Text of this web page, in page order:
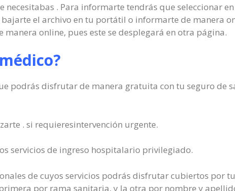
. Para informarte tendrás que seleccionar
el archivo en tu portátil o informarte de manera
online, pues este se desplegará en otra página.
podrás disfrutar de manera gratuita con tu seguro de
. si requieresintervención urgente.
servicios de ingreso hospitalario privilegiado.
de cuyos servicios podrás disfrutar cubiertos por
por rama sanitaria, y la otra por nombre y